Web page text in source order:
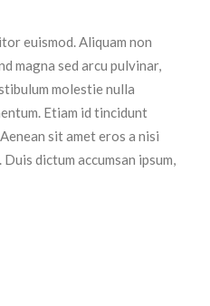
euismod. Aliquam non
magna sed arcu pulvinar,
molestie nulla
Etiam id tincidunt
sit amet eros a nisi
dictum accumsan ipsum,